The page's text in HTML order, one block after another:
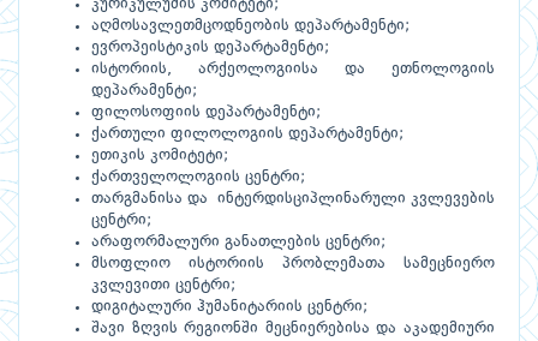
კურიკულუმის კომიტეტი;
აღმოსავლეთმცოდნეობის დეპარტამენტი;
ევროპეისტიკის დეპარტამენტი;
ისტორიის, არქეოლოგიისა და ეთნოლოგიის
დეპარამენტი;
ფილოსოფიის დეპარტამენტი;
ქართული ფილოლოგიის დეპარტამენტი;
ეთიკის კომიტეტი;
ქართველოლოგიის ცენტრი;
თარგმანისა და ინტერდისციპლინარული კვლევების
ცენტრი;
არაფორმალური განათლების ცენტრი;
მსოფლიო ისტორიის პრობლემათა სამეცნიერო
კვლევითი ცენტრი;
დიგიტალური ჰუმანიტარიის ცენტრი;
შავი ზღვის რეგიონში მეცნიერებისა და აკადემიური